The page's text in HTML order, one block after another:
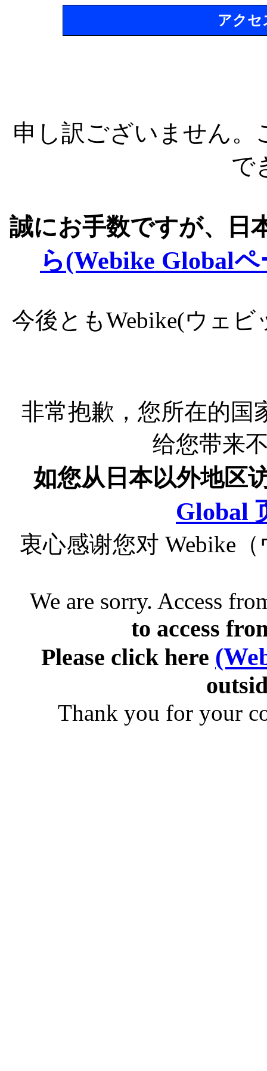
アクセ
申し訳ございません
で
誠にお手数ですが、日
ら(Webike Global
今後ともWebike(ウェ
非常抱歉，您所在的国
给您带来
如您从日本以外地区
Global
衷心感谢您对 Webike
We are sorry. Access
to access
Please click here
Thank you for your